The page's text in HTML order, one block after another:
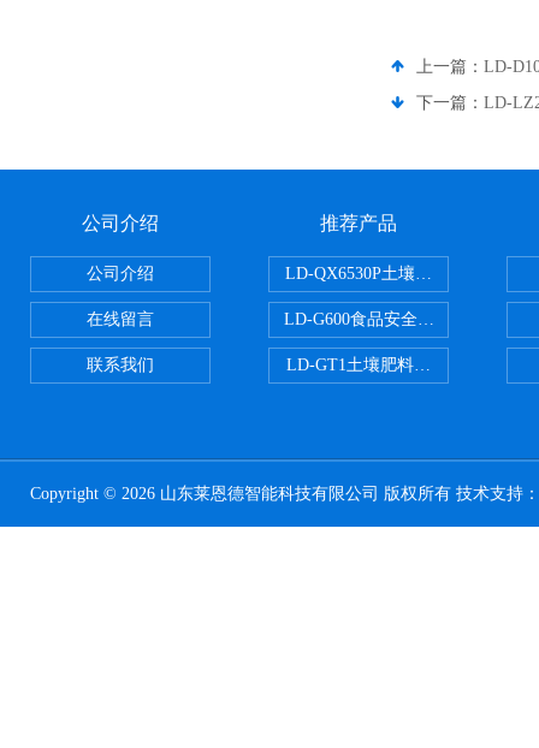
上一篇： LD-
下一篇： LD-
公司介绍
公司介绍
在线留言
联系我们
推荐产品
LD-QX6530P土壤氧化还原电位检
LD-G600食品安全检测仪
LD-GT1土壤肥料养分检测仪
Copyright © 2026 山东莱恩德智能科技有限公司 版权所有 技术支持：